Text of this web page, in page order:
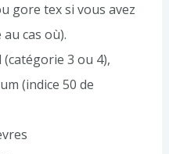
gore tex si vous avez
cas où).
3 ou 4),
(indice 50 de